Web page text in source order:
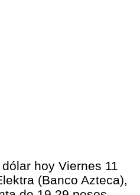
hoy Viernes 11
(Banco Azteca),